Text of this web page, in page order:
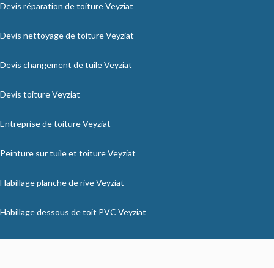
Devis réparation de toiture Veyziat
Devis nettoyage de toiture Veyziat
Devis changement de tuile Veyziat
Devis toiture Veyziat
Entreprise de toiture Veyziat
Peinture sur tuile et toiture Veyziat
Habillage planche de rive Veyziat
Habillage dessous de toit PVC Veyziat